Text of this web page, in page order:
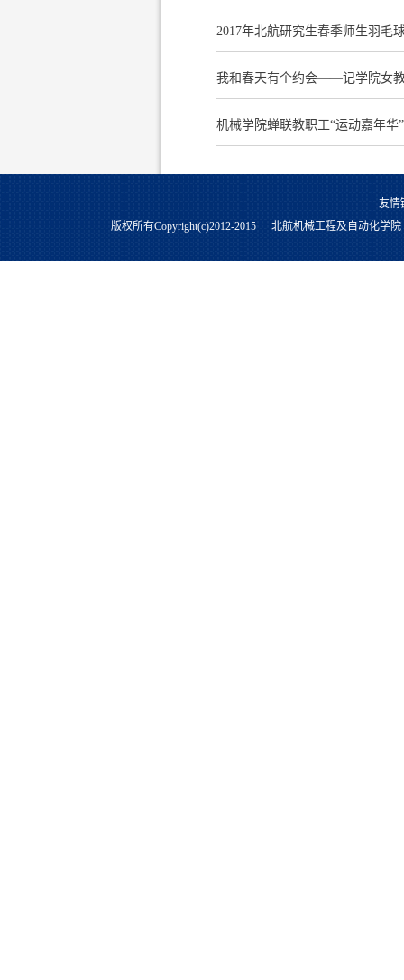
2017年北航研究生春季师生羽毛
我和春天有个约会——记学院女
机械学院蝉联教职工“运动嘉年华
友情
版权所有Copyright(c)2012-2015
北航机械工程及自动化学院